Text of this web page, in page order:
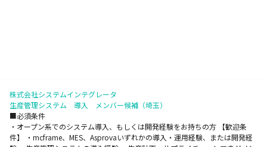
株式会社システムインテグレータ
生産管理システム 導入 メンバー候補（埼玉）
■必須条件
・オープン系でのシステム導入、もしくは開発経験をお持ちの方 【歓迎条
件】 ・mcframe、MES、Asprovaいずれかの導入・運用経験、または開発経